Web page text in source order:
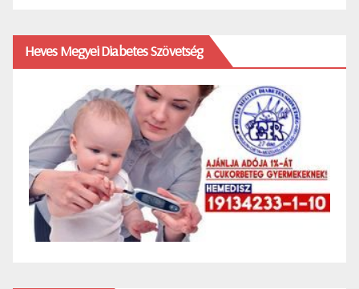
Heves Megyei Diabetes Szövetség